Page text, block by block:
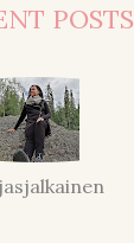
POSTS